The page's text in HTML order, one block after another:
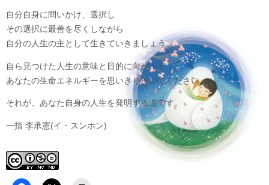
自分自身に問いかけ、選択し
その選択に最善を尽くしながら
自分の人生の主として生きていきましょう。
自ら見つけた人生の意味と目的に向かって
あなたの生命エネルギーを思いきり注いでください。
それが、あなた自身の人生を発明する道です。
一指 李承憲(イ・スンホン)